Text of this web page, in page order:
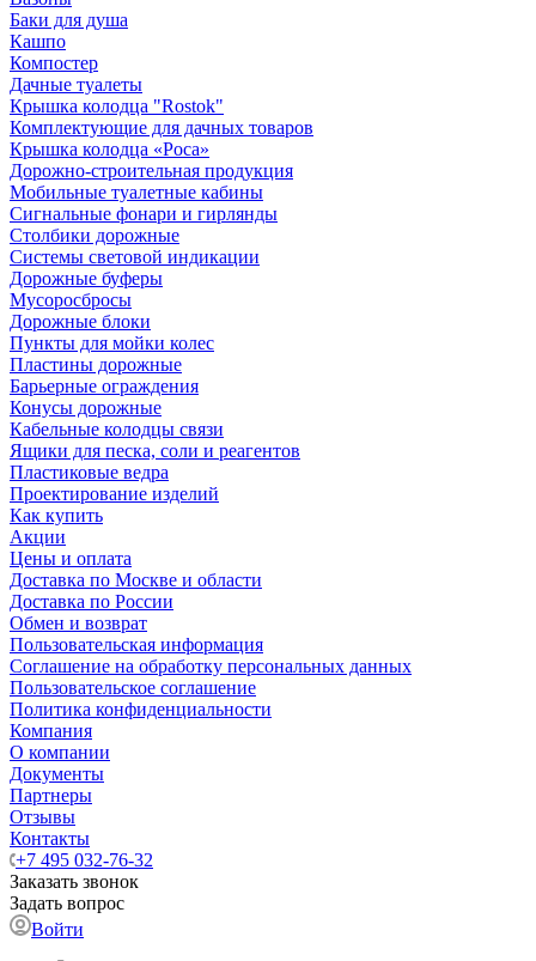
Баки для душа
Кашпо
Компостер
Дачные туалеты
Крышка колодца "Rostok"
Комплектующие для дачных товаров
Крышка колодца «Роса»
Дорожно-строительная продукция
Мобильные туалетные кабины
Сигнальные фонари и гирлянды
Столбики дорожные
Системы световой индикации
Дорожные буферы
Мусоросбросы
Дорожные блоки
Пункты для мойки колес
Пластины дорожные
Барьерные ограждения
Конусы дорожные
Кабельные колодцы связи
Ящики для песка, соли и реагентов
Пластиковые ведра
Проектирование изделий
Как купить
Акции
Цены и оплата
Доставка по Москве и области
Доставка по России
Обмен и возврат
Пользовательская информация
Соглашение на обработку персональных данных
Пользовательское соглашение
Политика конфиденциальности
Компания
О компании
Документы
Партнеры
Отзывы
Контакты
+7 495 032-76-32
Заказать звонок
Задать вопрос
Войти